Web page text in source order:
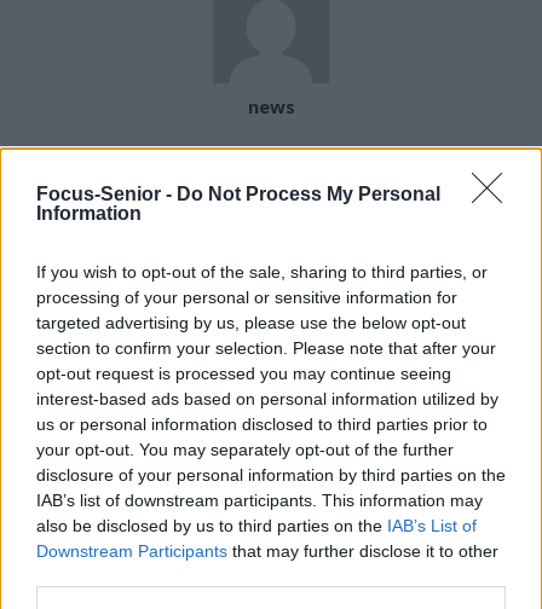
Focus-Senior - Do Not Process My Personal
Information
If you wish to opt-out of the sale, sharing to third parties, or
processing of your personal or sensitive information for
targeted advertising by us, please use the below opt-out
section to confirm your selection. Please note that after your
opt-out request is processed you may continue seeing
interest-based ads based on personal information utilized by
us or personal information disclosed to third parties prior to
your opt-out. You may separately opt-out of the further
disclosure of your personal information by third parties on the
IAB’s list of downstream participants. This information may
also be disclosed by us to third parties on the IAB’s List of
Downstream Participants that may further disclose it to other
news
Santé
Sieste après 65 ans : la
clé pour préserver votre
cerveau ou le mettre en
danger
Santé
Ménopause et
problèmes urinaires : le
secret inattendu des
sous-vêtements à
découvrir
Santé
Ménopause précoce : le
risque accru
d’hypertension à ne pas
ignorer
Popular Posts
Saignements entre les règles : un signe de périménopause